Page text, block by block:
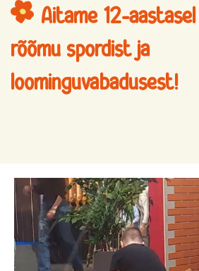
Aitame 12-
rõõmu spordist ja
loominguvabadusest!